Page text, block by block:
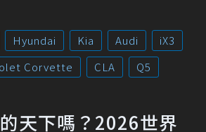
Hyundai Kia Audi
iX3
Corvette CLA
Q5
天下嗎？2026世界